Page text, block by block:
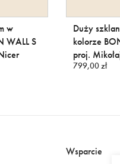
w
WALL S
Duży
kolorze
proj.
799,00 zł
Wsparcie